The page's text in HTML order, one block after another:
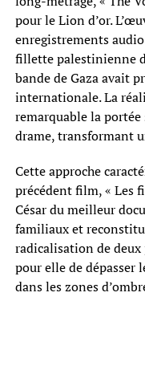
pour le Lion d’or.
enregistrements audio
fillette palestinienne
bande de Gaza avait
internationale. La
remarquable la
drame, transformant
Cette approche
précédent film, « Les
César du meilleur
familiaux et
radicalisation de
pour elle de dépasser
dans les zones